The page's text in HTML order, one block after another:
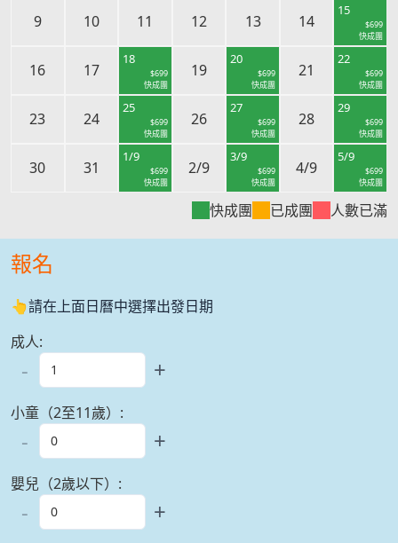
9 10 11 12 13 14
15
$699
快成團
16 17
18
$699
快成團
19
20
$699
快成團
21
22
$699
快成團
23 24
25
$699
快成團
26
27
$699
快成團
28
29
$699
快成團
30 31
1/9
$699
快成團
2/9
3/9
$699
快成團
4/9
5/9
$699
快成團
快成團 已成團 人數已滿
報名
👆請在上面日曆中選擇出發日期
成人:
- +
小童（2至11歲） :
- +
嬰兒（2歲以下） :
- +